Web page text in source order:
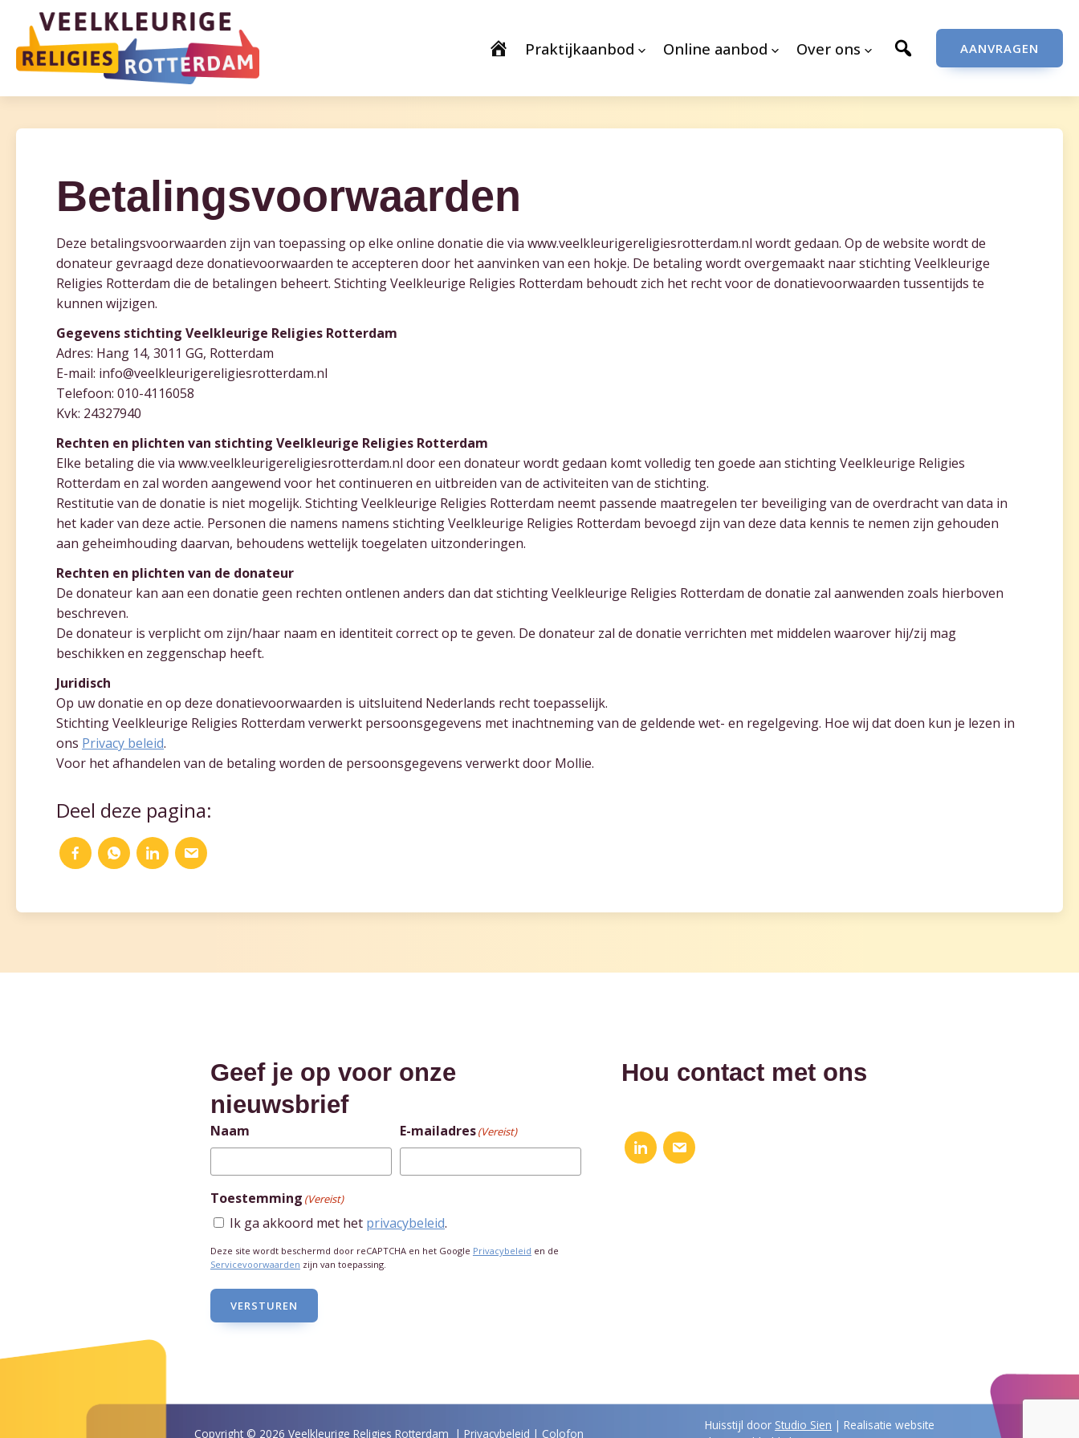
Praktijkaanbod Online aanbod Over ons AANVRAGEN
Betalingsvoorwaarden
Deze betalingsvoorwaarden zijn van toepassing op elke online donatie die via www.veelkleurigereligiesrotterdam.nl wordt gedaan. Op de website wordt de
donateur gevraagd deze donatievoorwaarden te accepteren door het aanvinken van een hokje. De betaling wordt overgemaakt naar stichting Veelkleurige
Religies Rotterdam die de betalingen beheert. Stichting Veelkleurige Religies Rotterdam behoudt zich het recht voor de donatievoorwaarden tussentijds te
kunnen wijzigen.
Gegevens stichting Veelkleurige Religies Rotterdam
Adres: Hang 14, 3011 GG, Rotterdam
E-mail: info@veelkleurigereligiesrotterdam.nl
Telefoon: 010-4116058
Kvk: 24327940
Rechten en plichten van stichting Veelkleurige Religies Rotterdam
Elke betaling die via www.veelkleurigereligiesrotterdam.nl door een donateur wordt gedaan komt volledig ten goede aan stichting Veelkleurige Religies
Rotterdam en zal worden aangewend voor het continueren en uitbreiden van de activiteiten van de stichting.
Restitutie van de donatie is niet mogelijk. Stichting Veelkleurige Religies Rotterdam neemt passende maatregelen ter beveiliging van de overdracht van data in
het kader van deze actie. Personen die namens namens stichting Veelkleurige Religies Rotterdam bevoegd zijn van deze data kennis te nemen zijn gehouden
aan geheimhouding daarvan, behoudens wettelijk toegelaten uitzonderingen.
Rechten en plichten van de donateur
De donateur kan aan een donatie geen rechten ontlenen anders dan dat stichting Veelkleurige Religies Rotterdam de donatie zal aanwenden zoals hierboven
beschreven.
De donateur is verplicht om zijn/haar naam en identiteit correct op te geven. De donateur zal de donatie verrichten met middelen waarover hij/zij mag
beschikken en zeggenschap heeft.
Juridisch
Op uw donatie en op deze donatievoorwaarden is uitsluitend Nederlands recht toepasselijk.
Stichting Veelkleurige Religies Rotterdam verwerkt persoonsgegevens met inachtneming van de geldende wet- en regelgeving. Hoe wij dat doen kun je lezen in
ons Privacy beleid.
Voor het afhandelen van de betaling worden de persoonsgegevens verwerkt door Mollie.
Deel deze pagina:
Geef je op voor onze
nieuwsbrief
Naam E-mailadres(Vereist)
Toestemming (Vereist)
Ik ga akkoord met het privacybeleid.
Deze site wordt beschermd door reCAPTCHA en het Google Privacybeleid en de
Servicevoorwaarden zijn van toepassing.
VERSTUREN
Hou contact met ons
Copyright © 2026 Veelkleurige Religies Rotterdam | Privacybeleid | Colofon
Huisstijl door Studio Sien | Realisatie website